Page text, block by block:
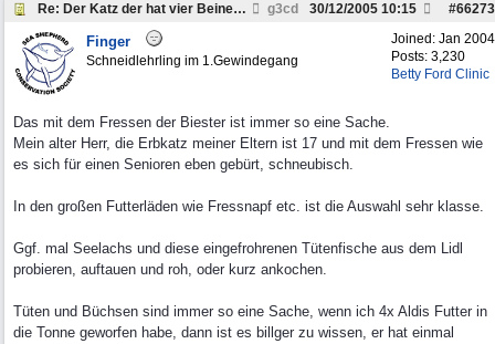
Re: Der Katz der hat vier Beine . . . g3cd #66273
30/12/2005 10:15
Joined: Jan 2004
Posts: 3,230
Betty Ford Clinic
Finger
Schneidlehrling im 1.Gewindegang
Das mit dem Fressen der Biester ist immer so eine Sache.
Mein alter Herr, die Erbkatz meiner Eltern ist 17 und mit dem Fressen wie
es sich für einen Senioren eben gebürt, schneubisch.
In den großen Futterläden wie Fressnapf etc. ist die Auswahl sehr klasse.
Ggf. mal Seelachs und diese eingefrohrenen Tütenfische aus dem Lidl
probieren, auftauen und roh, oder kurz ankochen.
Tüten und Büchsen sind immer so eine Sache, wenn ich 4x Aldis Futter in
die Tonne geworfen habe, dann ist es billger zu wissen, er hat einmal